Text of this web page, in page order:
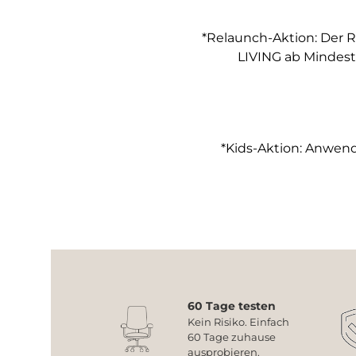
*Relaunch-Aktion: Der
LIVING ab
*Kids-Aktion:
60 Tage testen
Kein Risiko. Einfach
60 Tage zuhause
ausprobieren.